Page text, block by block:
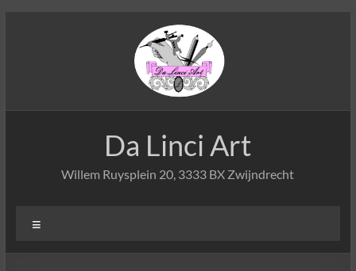
Da Linci Art
Willem Ruysplein 20, 3333 BX Zwijndrecht